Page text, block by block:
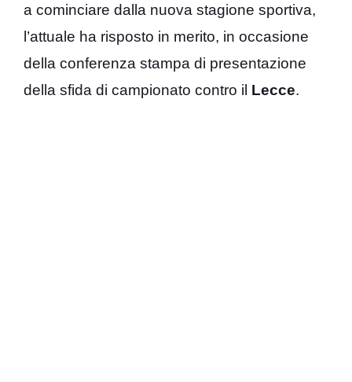
a cominciare dalla nuova stagione sportiva,
l’attuale ha risposto in merito, in occasione
della conferenza stampa di presentazione
della sfida di campionato contro il Lecce.